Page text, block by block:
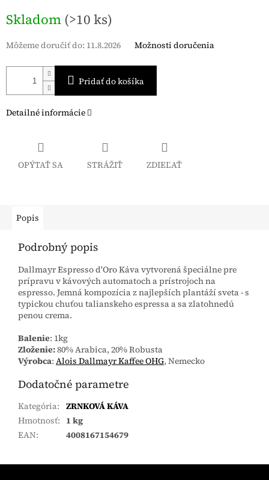
cena:
Skladom (>10 ks)
Môžeme doručiť do: 11.8.2026 Možnosti doručenia
Pridať do košíka
Detailné informácie
OPÝTAŤ SA STRÁŽIŤ ZDIEĽAŤ
Popis
Podrobný popis
Dallmayr Espresso d'Oro Káva vytvorená špeciálne pre
prípravu v kávových automatoch a prístrojoch na
espresso. Jemná kompozícia z najlepších plantáží sveta - s
typickou chuťou talianskeho espressa a sa zlatohnedú
penou crema.
Balenie: 1kg
Zloženie:80% Arabica, 20% Robusta
Výrobca: Alois Dallmayr Kaffee OHG, Nemecko
Dodatočné parametre
Kategória: ZRNKOVÁ KÁVA
Hmotnosť: 1 kg
EAN: 4008167154679
Z